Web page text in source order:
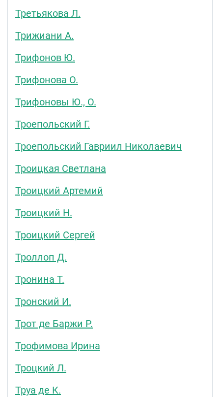
Третьякова Л.
Трижиани А.
Трифонов Ю.
Трифонова О.
Трифоновы Ю., О.
Троепольский Г.
Троепольский Гавриил Николаевич
Троицкая Светлана
Троицкий Артемий
Троицкий Н.
Троицкий Сергей
Троллоп Д.
Тронина Т.
Тронский И.
Трот де Баржи Р.
Трофимова Ирина
Троцкий Л.
Труа де К.